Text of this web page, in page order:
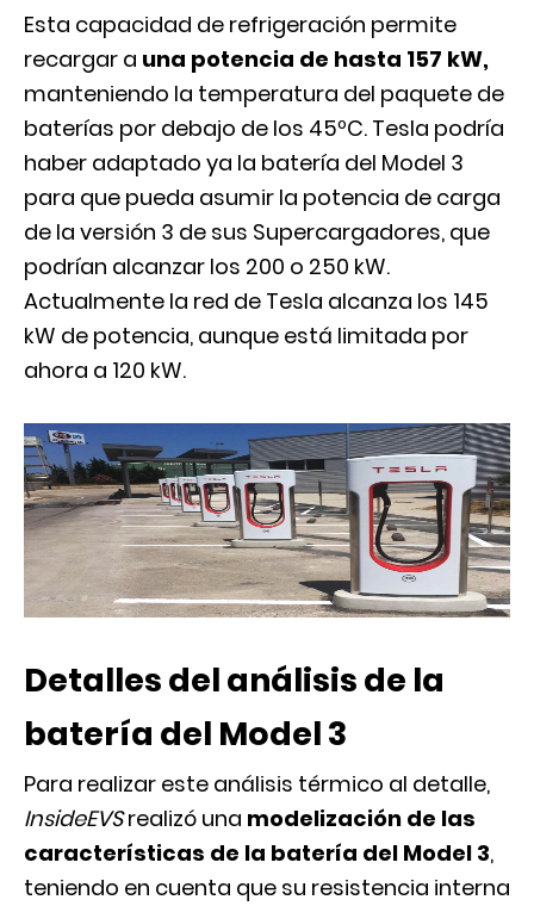
Esta capacidad de refrigeración permite
recargar a una potencia de hasta 157 kW,
manteniendo la temperatura del paquete de
baterías por debajo de los 45ºC. Tesla podría
haber adaptado ya la batería del Model 3
para que pueda asumir la potencia de carga
de la versión 3 de sus Supercargadores, que
podrían alcanzar los 200 o 250 kW.
Actualmente la red de Tesla alcanza los 145
kW de potencia, aunque está limitada por
ahora a 120 kW.
Detalles del análisis de la
batería del Model 3
Para realizar este análisis térmico al detalle,
InsideEVSrealizó una modelización de las
características de la batería del Model 3,
teniendo en cuenta que su resistencia interna